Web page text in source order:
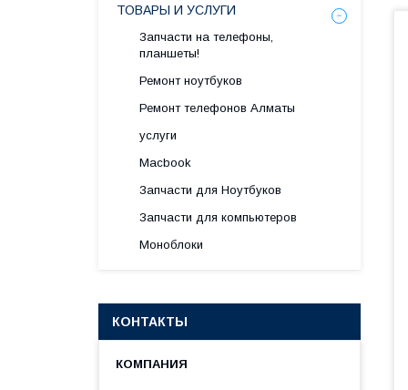
ТОВАРЫ И УСЛУГИ
Запчасти на телефоны,
планшеты!
Ремонт ноутбуков
Ремонт телефонов Алматы
услуги
Macbook
Запчасти для Ноутбуков
Запчасти для компьютеров
Моноблоки
КОНТАКТЫ